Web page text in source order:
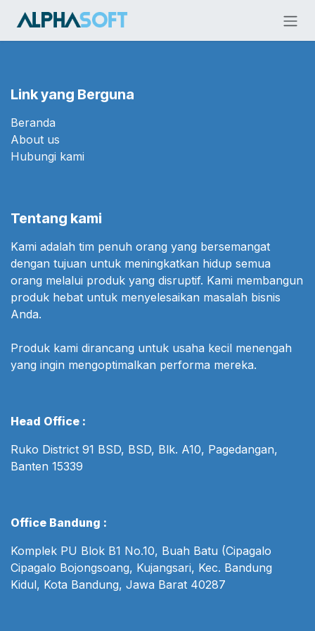
Link yang Berguna
Beranda
About us
Hubungi kami
Tentang kami
Kami adalah tim penuh orang yang bersemangat
dengan tujuan untuk meningkatkan hidup semua
orang melalui produk yang disruptif. Kami membangun
produk hebat untuk menyelesaikan masalah bisnis
Anda.
Produk kami dirancang untuk usaha kecil menengah
yang ingin mengoptimalkan performa mereka.
Head Office :
Ruko District 91 BSD, BSD, Blk. A10, Pagedangan,
Banten 15339
Office Bandung :
Komplek PU Blok B1 No.10, Buah Batu (Cipagalo
Cipagalo Bojongsoang, Kujangsari, Kec. Bandung
Kidul, Kota Bandung, Jawa Barat 40287